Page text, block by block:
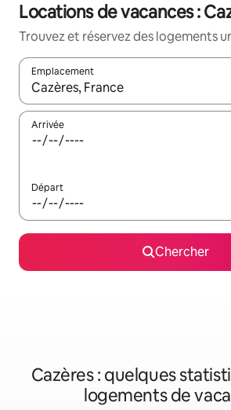
Locations de vacances :
Trouvez et réservez des logements
Emplacement
Quand les résultats sont affichés,
Arrivée
Départ
Chercher
Cazères : quelques
logements de